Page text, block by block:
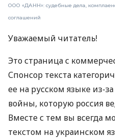
ООО «ДАНН»: судебные дела,
соглашений
Уважаемый читатель!
Это страница с
Спонсор текста
ее на русском языке из-
войны, которую россия
Вместе с тем вы всегда
текстом на украинском